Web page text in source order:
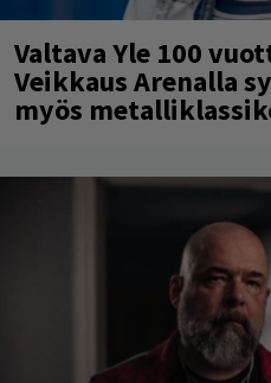
Valtava Yle 100
Veikkaus Arenalla
myös